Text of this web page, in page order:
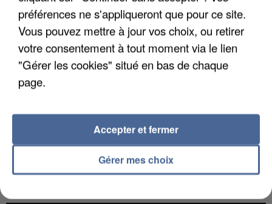
UNE TOURISTE DE L’OISE EMPORTÉE PAR UNE
COULÉE DE BOUE EN HAUTE-SAVOIE
préférences ne s'appliqueront que pour ce site.
Vous pouvez mettre à jour vos choix, ou retirer
votre consentement à tout moment via le lien
"Gérer les cookies" situé en bas de chaque
page.
Gérer mes choix
Accepter et fermer